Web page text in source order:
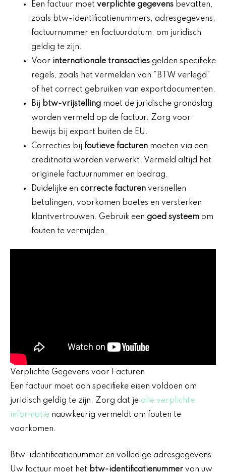
Een factuur moet verplichte gegevens bevatten,
zoals btw-identificatienummers, adresgegevens,
factuurnummer en factuurdatum, om juridisch
geldig te zijn.
Voor internationale transacties gelden specifieke
regels, zoals het vermelden van “BTW verlegd”
of het correct gebruiken van exportdocumenten.
Bij btw-vrijstelling moet de juridische grondslag
worden vermeld op de factuur. Zorg voor
bewijs bij export buiten de EU.
Correcties bij foutieve facturen moeten via een
creditnota worden verwerkt. Vermeld altijd het
originele factuurnummer en bedrag.
Duidelijke en correcte facturen versnellen
betalingen, voorkomen boetes en versterken
klantvertrouwen. Gebruik een goed systeem om
fouten te vermijden.
Verplichte Gegevens voor Facturen
Een factuur moet aan specifieke eisen voldoen om
juridisch geldig te zijn. Zorg dat je alle verplichte
informatie nauwkeurig vermeldt om fouten te
voorkomen.
Btw-identificatienummer en volledige adresgegevens
Uw factuur moet het btw-identificatienummer van uw